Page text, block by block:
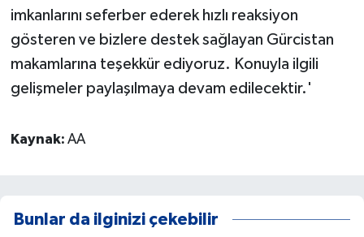
imkanlarını seferber ederek hızlı reaksiyon
gösteren ve bizlere destek sağlayan Gürcistan
makamlarına teşekkür ediyoruz. Konuyla ilgili
gelişmeler paylaşılmaya devam edilecektir.'
Kaynak: AA
Bunlar da ilginizi çekebilir